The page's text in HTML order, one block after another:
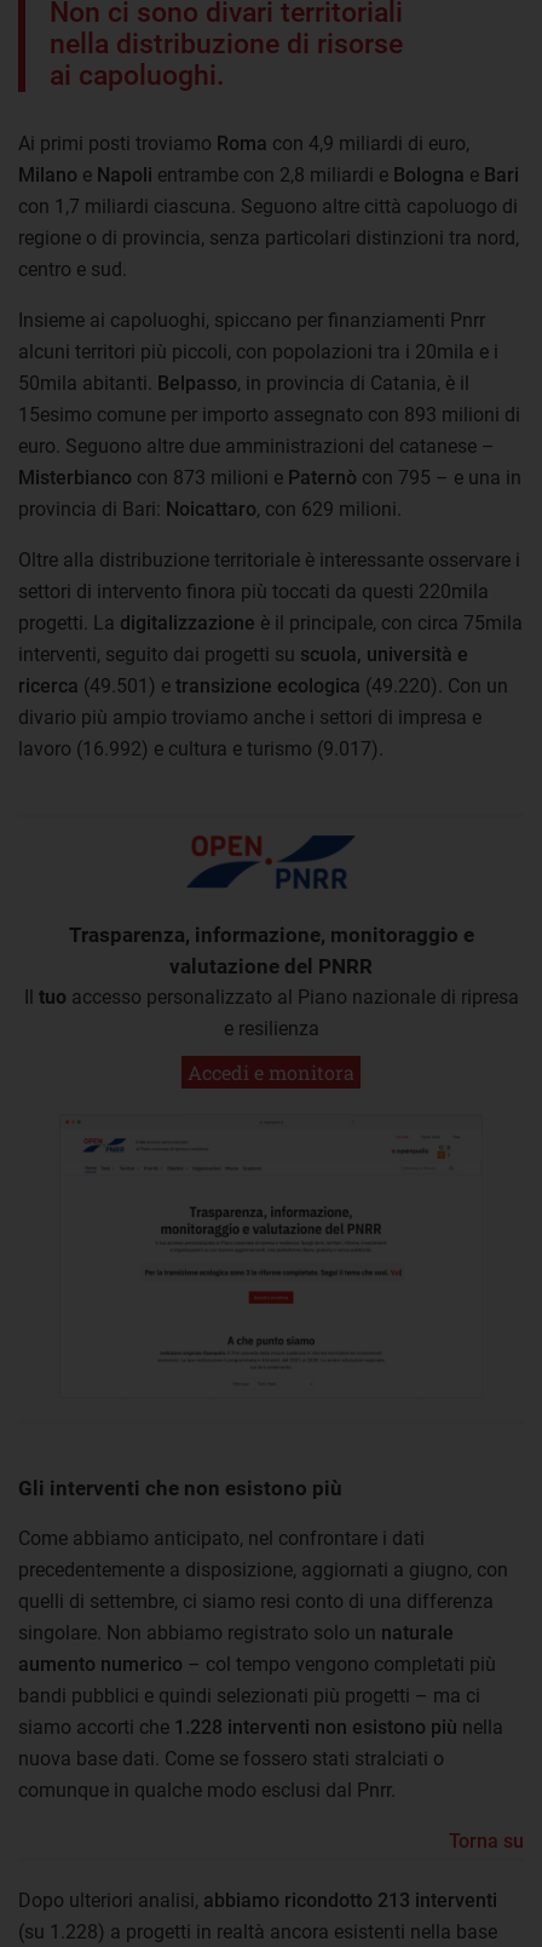
Non ci sono divari territoriali
nella distribuzione di risorse
ai capoluoghi.
Ai primi posti troviamo Roma con 4,9 miliardi di euro,
Milano e Napoli entrambe con 2,8 miliardi e Bologna e Bari
con 1,7 miliardi ciascuna. Seguono altre città capoluogo di
regione o di provincia, senza particolari distinzioni tra nord,
centro e sud.
Insieme ai capoluoghi, spiccano per finanziamenti Pnrr
alcuni territori più piccoli, con popolazioni tra i 20mila e i
50mila abitanti. Belpasso, in provincia di Catania, è il
15esimo comune per importo assegnato con 893 milioni di
euro. Seguono altre due amministrazioni del catanese –
Misterbianco con 873 milioni e Paternò con 795 – e una in
provincia di Bari: Noicattaro, con 629 milioni.
Oltre alla distribuzione territoriale è interessante osservare i
settori di intervento finora più toccati da questi 220mila
progetti. La digitalizzazione è il principale, con circa 75mila
interventi, seguito dai progetti su scuola, università e
ricerca (49.501) e transizione ecologica (49.220). Con un
divario più ampio troviamo anche i settori di impresa e
lavoro (16.992) e cultura e turismo (9.017).
Trasparenza, informazione, monitoraggio e
valutazione del PNRR
Il tuo accesso personalizzato al Piano nazionale di ripresa
e resilienza
Accedi e monitora
Gli interventi che non esistono più
Come abbiamo anticipato, nel confrontare i dati
precedentemente a disposizione, aggiornati a giugno, con
quelli di settembre, ci siamo resi conto di una differenza
singolare. Non abbiamo registrato solo un naturale
aumento numerico – col tempo vengono completati più
bandi pubblici e quindi selezionati più progetti – ma ci
siamo accorti che 1.228 interventi non esistono più nella
nuova base dati. Come se fossero stati stralciati o
comunque in qualche modo esclusi dal Pnrr.
Torna su
Dopo ulteriori analisi, abbiamo ricondotto 213 interventi
(su 1.228) a progetti in realtà ancora esistenti nella base